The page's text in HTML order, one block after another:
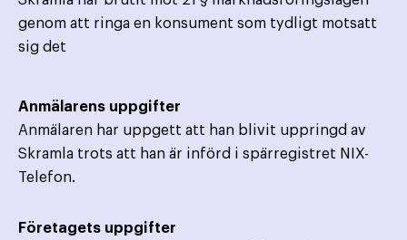
genom att ringa en konsument som tydligt motsatt
sig det
Anmälarens uppgifter
Anmälaren har uppgett att han blivit uppringd av
Skramla trots att han är införd i spärregistret NIX-
Telefon.
Företagets uppgifter